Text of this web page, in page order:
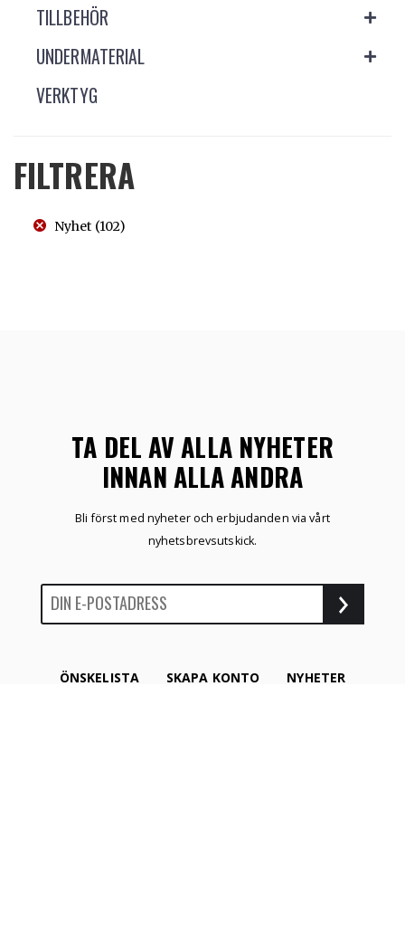
TILLBEHÖR
UNDERMATERIAL
VERKTYG
FILTRERA
Nyhet (102)
TA DEL AV ALLA NYHETER
INNAN ALLA ANDRA
Bli först med nyheter och erbjudanden via vårt
nyhetsbrevsutskick.
ÖNSKELISTA SKAPA KONTO NYHETER